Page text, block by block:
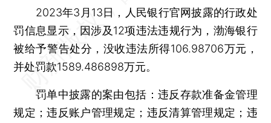
2023年3月13日，人民银行官网披露的行政处
罚信息显示，因涉及12项违法违规行为，渤海银行
被给予警告处分，没收违法所得106.98706万元，
并处罚款1589.486898万元。
罚单中披露的案由包括：违反存款准备金管理
规定；违反账户管理规定；违反清算管理规定；违